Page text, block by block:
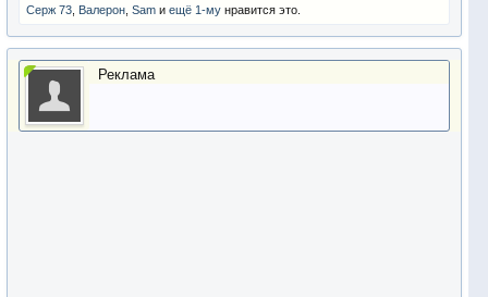
Серж 73 Валерон Sam и ещё 1-му нравится это.
Реклама